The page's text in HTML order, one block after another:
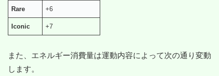
Rare +6
Iconic +7
また、エネルギー消費量は運動内容によって次の通り変動
します。